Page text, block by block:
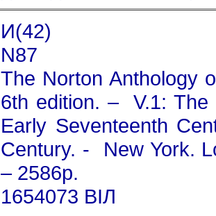
И(42)
N87
The Norton Anthology
6th edition. – V.1: The
Early Seventeenth
Century. - New York.
– 2586p.
1654073 ВІЛ